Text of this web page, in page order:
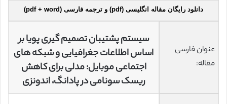
دانلود رایگان مقاله انگلیسی (pdf) و ترجمه فارسی (pdf + word)
عنوان فارسی
مقاله:
سیستم پشتیبان تصمیم گیری پویا بر
اساس اطلاعات جغرافیایی و شبکه های
اجتماعی موبایل: مدلی برای کاهش
ریسک سونامی در پادانگ، اندونزی